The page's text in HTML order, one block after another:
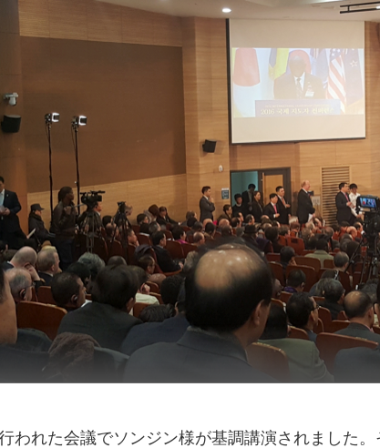
われた会議でソンジン様が基調講演されました